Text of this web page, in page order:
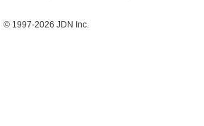
© 1997-2026 JDN Inc.